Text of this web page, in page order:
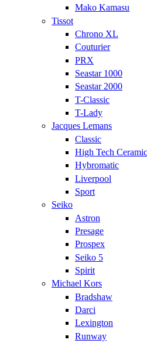
Mako Kamasu
Tissot
Chrono XL
Couturier
PRX
Seastar 1000
Seastar 2000
T-Classic
T-Lady
Jacques Lemans
Classic
High Tech Ceramic
Hybromatic
Liverpool
Sport
Seiko
Astron
Presage
Prospex
Seiko 5
Spirit
Michael Kors
Bradshaw
Darci
Lexington
Runway